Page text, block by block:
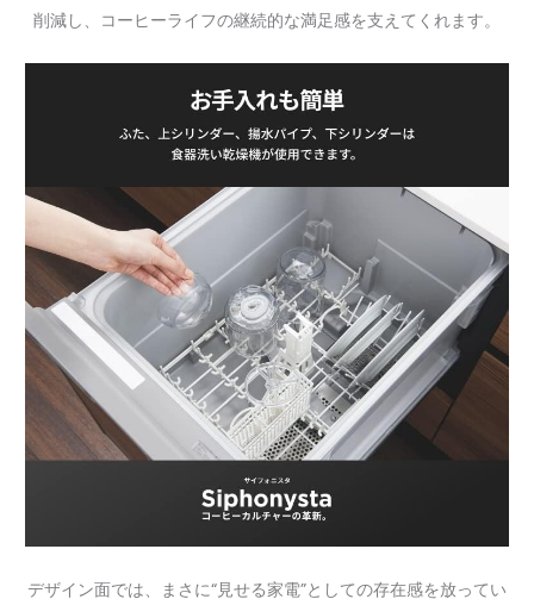
削減し、コーヒーライフの継続的な満足感を支えてくれます。
デザイン面では、まさに“見せる家電”としての存在感を放ってい